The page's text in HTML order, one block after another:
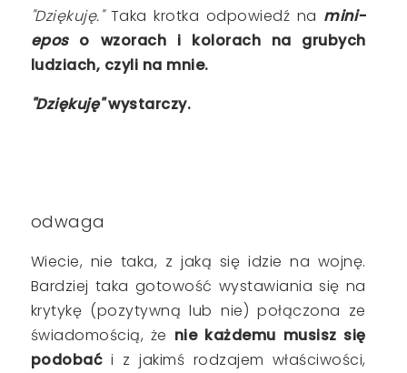
"Dziękuję." Taka krotka odpowiedź na mini-
eposo wzorach i kolorach na grubych
ludziach, czyli na mnie.
"Dziękuję"wystarczy.
odwaga
Wiecie, nie taka, z jaką się idzie na wojnę.
Bardziej taka gotowość wystawiania się na
krytykę (pozytywną lub nie) połączona ze
świadomością, że nie każdemu musisz się
podobać i z jakimś rodzajem właściwości,